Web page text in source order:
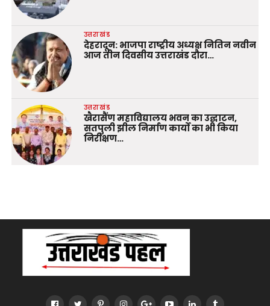
उत्तराखंड
देहरादून: भाजपा राष्ट्रीय अध्यक्ष नितिन नवीन
आज तीन दिवसीय उत्तराखंड दौरा…
उत्तराखंड
खैरासैंण महाविद्यालय भवन का उद्घाटन,
सतपुली झील निर्माण कार्यों का भी किया
निरीक्षण…